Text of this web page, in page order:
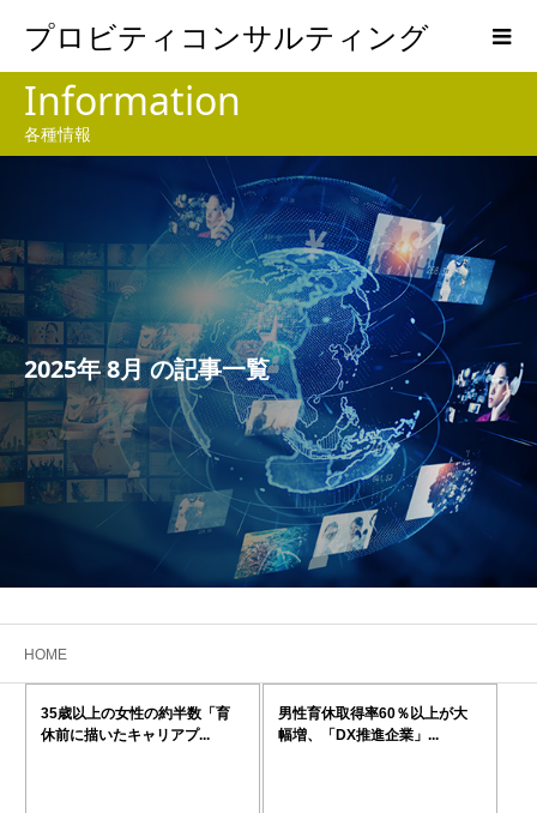
プロビティコンサルティング
Information
各種情報
2025年 8月 の記事一覧
HOME
35歳以上の女性の約半数「育
休前に描いたキャリアプ...
男性育休取得率60％以上が大
幅増、「DX推進企業」...